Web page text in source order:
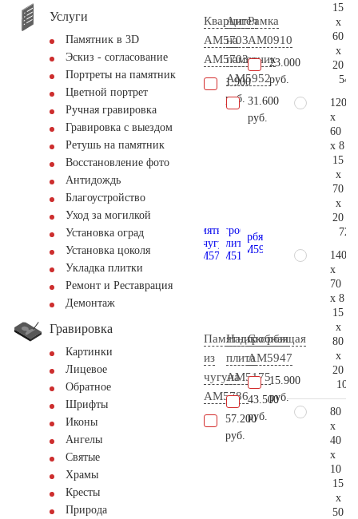
Услуги
Памятник в 3D
Эскиз - согласование
Портреты на памятник
Цветной портрет
Ручная гравировка
Гравировка с выездом
Ретушь на памятник
Восстановление фото
Антидождь
Благоустройство
Уход за могилкой
Установка оград
Установка цоколя
Укладка плитки
Ремонт и Реставрация
Демонтаж
Гравировка
Картинки
Лицевое
Обратное
Шрифты
Иконы
Ангелы
Святые
Храмы
Кресты
Природа
Кварцит
АМ5703
AM5703
1.900
руб.
Ангел
на
памятник
AM5952
31.600
руб.
Рамка
AM0910
23.000
руб.
Памятник
из
чугуна
AM5786
57.200
руб.
Надгробная
плита
AM5175
43.500
руб.
Скорбящая
AM5947
15.900
руб.
15
x
60
x
20
120
x
60
x 8
15
x
70
x
20
140
x
70
x 8
15
x
80
x
20
80
x
40
x
10
15
x
50